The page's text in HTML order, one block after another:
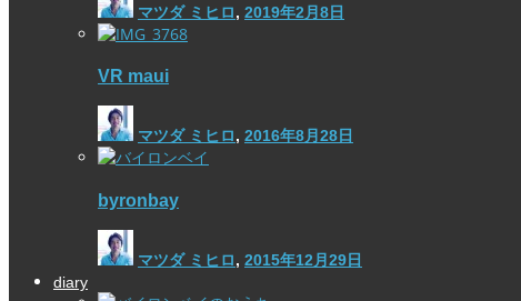
マツダ ミヒロ, 2019年2月8日
VR maui
マツダ ミヒロ, 2016年8月28日
byronbay
マツダ ミヒロ, 2015年12月29日
diary